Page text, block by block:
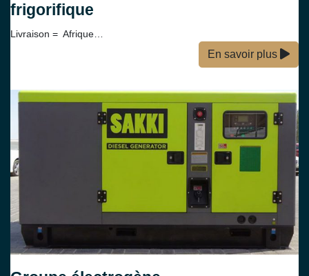
frigorifique
Livraison = Afrique…
En savoir plus